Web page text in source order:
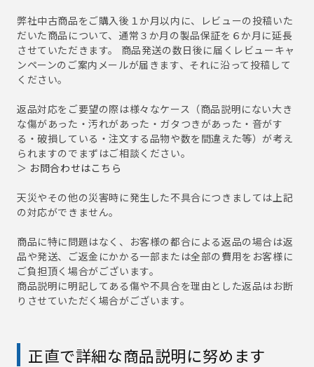
弊社中古商品をご購入後１か月以内に、レビューの投稿いた
だいた商品について、通常３か月の製品保証を６か月に延長
させていただきます。 商品発送の数日後に届くレビューキャ
ンペーンのご案内メールが届きます、それに沿って投稿して
ください。
返品対応をご要望の際は様々なケース（商品説明にない大き
な傷があった・汚れがあった・ガタつきがあった・音がす
る・破損している・注文する品物や数を間違えた等）が考え
られますのでまずはご相談ください。
＞ お問合わせはこちら
天災やその他の災害時に発生した不具合につきましては上記
の対応ができません。
商品に特に問題はなく、お客様の都合による返品の場合は返
品や発送、ご返金にかかる一部または全部の費用をお客様に
ご負担頂く場合がございます。
商品説明に明記してある傷や不具合を理由とした返品はお断
りさせていただく場合がございます。
正直で詳細な商品説明に努めます